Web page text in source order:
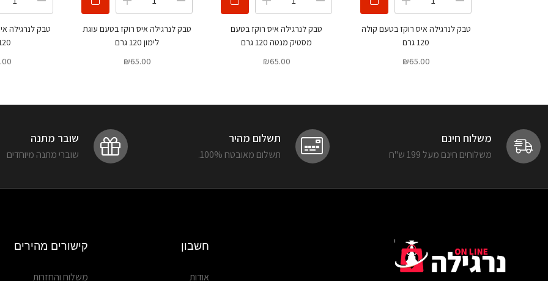
טבק לנרגילה איס רוקז בטעם קולה
120 גרם
₪65.00
טבק לנרגילה איס רוקז בטעם
מסטיק מנטה 120 גרם
₪65.00
טבק לנרגילה איס רוקז בטעם עוגת
לימון 120 גרם
₪65.00
טבק לנרגילה
120
משלוח חינם
משלוחים חינם מעל 199 ש"ח
תשלום מהיר
תשלום מאובטח 100%.
שובר מתנה
שוברי מתנה מיוחדים
חשבון
אודות
קישורים מהירים
משלוח והחזרות